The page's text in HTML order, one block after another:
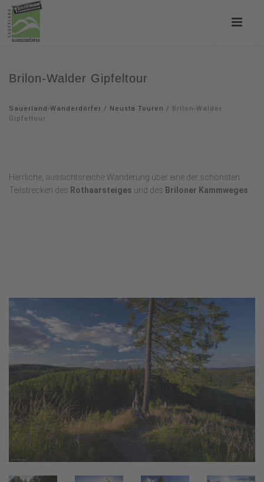
Brilon-Walder Gipfeltour
Sauerland-Wanderdörfer / Neusta Touren / Brilon-Walder
Gipfeltour
Herrliche, aussichtsreiche Wanderung über eine der schönsten
Teilstrecken des Rothaarsteiges und des Briloner Kammweges